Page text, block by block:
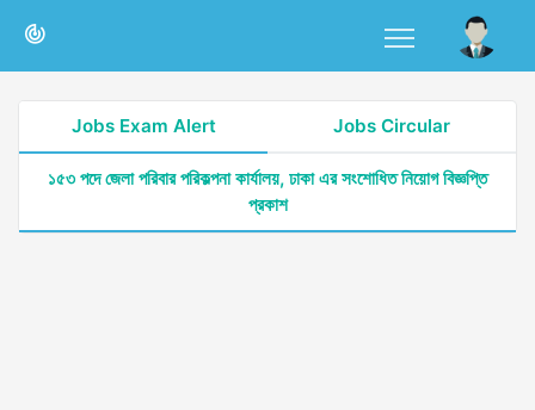
Jobs Exam Alert Jobs Circular
১৫৩ পদে জেলা পরিবার পরিকল্পনা কার্যালয়, ঢাকা এর সংশোধিত নিয়োগ বিজ্ঞপ্তি
প্রকাশ